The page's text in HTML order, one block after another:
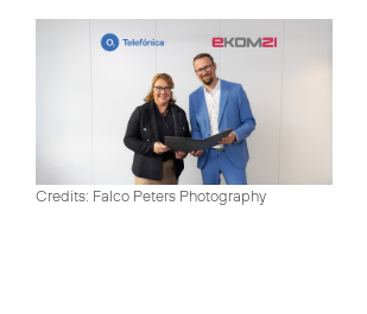
Credits: Falco Peters Photography